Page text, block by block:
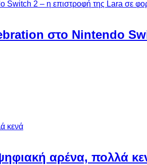
στο Nintendo
αρένα, πολλά